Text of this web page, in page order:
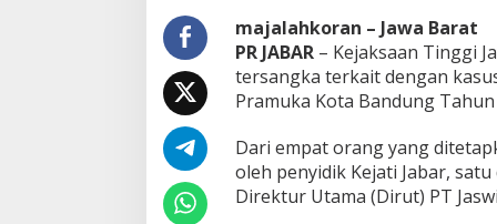
a
l
D
u
a
n
K
majalahkoran – Jawa Barat
PR JABAR – Kejaksaan Tinggi
tersangka terkait dengan
Pramuka Kota Bandung
Dari empat orang yang
oleh penyidik Kejati Jabar,
Direktur Utama (Dirut) PT